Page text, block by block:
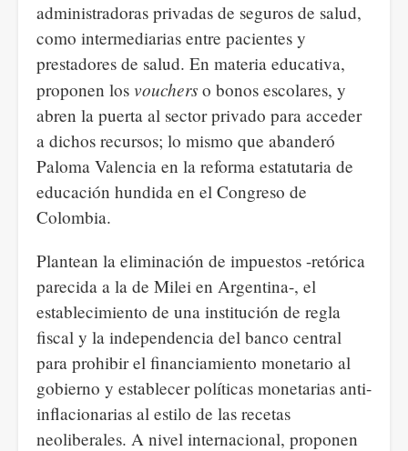
administradoras privadas de seguros de salud,
como intermediarias entre pacientes y
prestadores de salud. En materia educativa,
proponen los vouchers o bonos escolares, y
abren la puerta al sector privado para acceder
a dichos recursos; lo mismo que abanderó
Paloma Valencia en la reforma estatutaria de
educación hundida en el Congreso de
Colombia.
Plantean la eliminación de impuestos -retórica
parecida a la de Milei en Argentina-, el
establecimiento de una institución de regla
fiscal y la independencia del banco central
para prohibir el financiamiento monetario al
gobierno y establecer políticas monetarias anti-
inflacionarias al estilo de las recetas
neoliberales. A nivel internacional, proponen